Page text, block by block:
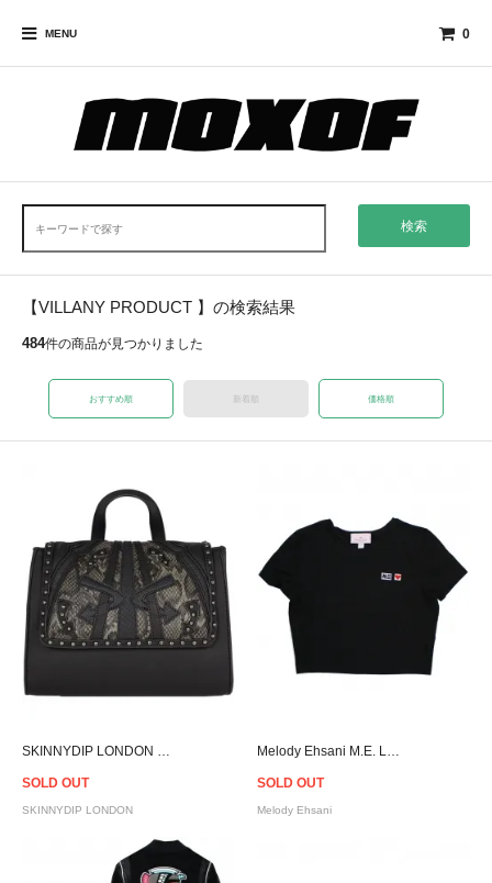
MENU 0
検索
【VILLANY PRODUCT 】の検索結果
484件の商品が見つかりました
おすすめ順 新着順 価格順
SOLD OUT
SKINNYDIP LONDON
SOLD OUT
Melody Ehsani